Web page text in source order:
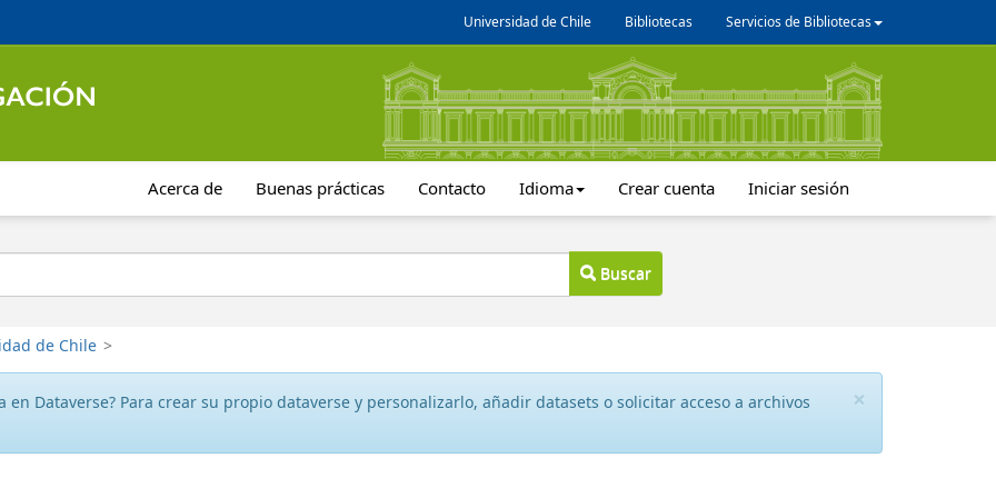
Universidad de Chile Bibliotecas Servicios de Bibliotecas
Acerca de Buenas prácticas Contacto Idioma Crear cuenta Iniciar sesión
Buscar
de Chile >
×
en Dataverse? Para crear su propio dataverse y personalizarlo, añadir datasets o solicitar acceso a archivos